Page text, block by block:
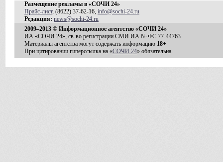
Размещение рекламы в «СОЧИ 24»
Прайс-лист, (8622) 37-62-16, info@sochi-24.ru
Редакция: news@sochi-24.ru
2009–2013 © Информационное агентство «СОЧИ 24»
ИА «СОЧИ 24», св-во регистрации СМИ ИА № ФС 77-44763
Материалы агентства могут содержать информацию 18+
При цитировании гиперссылка на «СОЧИ 24» обязательна.